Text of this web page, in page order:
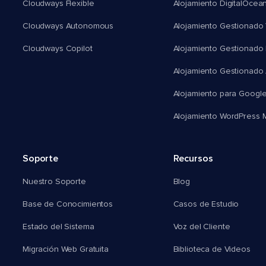
Cloudways Flexible
Cloudways Autonomous
Cloudways Copilot
Alojamiento
Alojamiento Gestionado
Alojamiento Gestionado
Alojamiento Gestionado
Alojamiento para
Alojamiento WordPress
Soporte
Nuestro Soporte
Base de Conocimientos
Estado del Sistema
Migración Web Gratuita
Recursos
Blog
Casos de Estudio
Voz del Cliente
Biblioteca de Videos